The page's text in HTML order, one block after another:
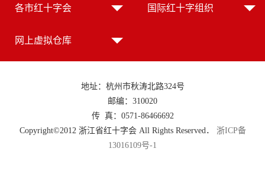
各市红十字会 国际红十字组织
网上虚拟仓库
地址：杭州市秋涛北路324号
邮编：310020
传 真：0571-86466692
Copyright©2012 浙江省红十字会 All Rights Reserved． 浙ICP备
13016109号-1